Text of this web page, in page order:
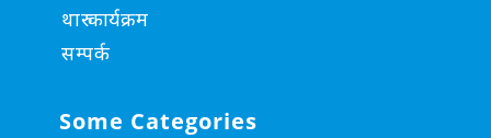
थारु कार्यक्रम
सम्पर्क
Some Categories